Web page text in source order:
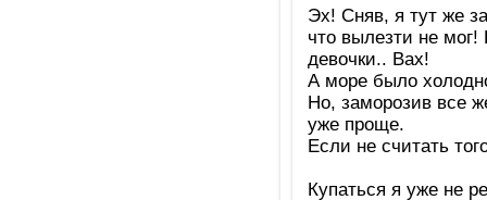
Эх! Сняв, я тут же
что вылезти не
девочки.. Вах!
А море было
Но, заморозив все
уже проще.
Если не считать
Купаться я уже не